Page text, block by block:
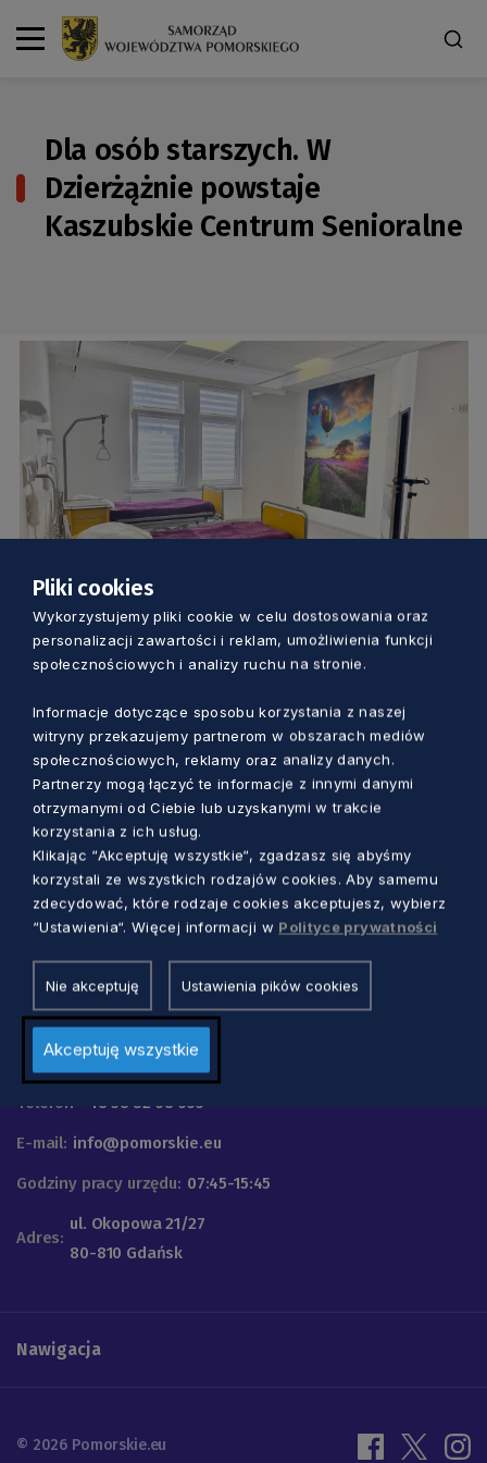
Dla osób starszych. W
Dzierżążnie powstaje
Kaszubskie Centrum Senioralne
ZDROWIE
Dla osób starszych. W Dzierżążnie
Senioralne
Dorota Kulka 1 rok temu
Urząd Marszałkowski
Województwa Pomorskiego
Telefon +48 58 32 68 555
E-mail: info@pomorskie.eu
Godziny pracy urzędu: 07:45-15:45
Adres:
ul. Okopowa 21/27
80-810 Gdańsk
Nawigacja
© 2026 Pomorskie.eu
Pliki cookies
Wykorzystujemy pliki cookie w celu dostosowania oraz
personalizacji zawartości i reklam, umożliwienia funkcji
społecznościowych i analizy ruchu na stronie.
Informacje dotyczące sposobu korzystania z naszej
witryny przekazujemy partnerom w obszarach mediów
społecznościowych, reklamy oraz analizy danych.
Partnerzy mogą łączyć te informacje z innymi danymi
otrzymanymi od Ciebie lub uzyskanymi w trakcie
korzystania z ich usług.
Klikając “Akceptuję wszystkie“, zgadzasz się abyśmy
korzystali ze wszystkich rodzajów cookies. Aby samemu
zdecydować, które rodzaje cookies akceptujesz, wybierz
“Ustawienia“. Więcej informacji w Polityce prywatności
Nie akceptuję Ustawienia pików cookies
Akceptuję wszystkie